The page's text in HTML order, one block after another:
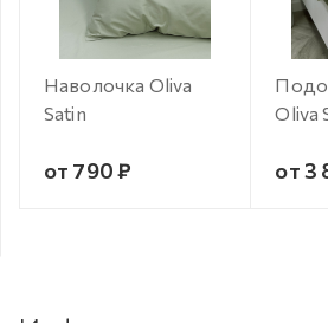
Наволочка Oliva
Satin
от 790 ₽
Oliva
от 3